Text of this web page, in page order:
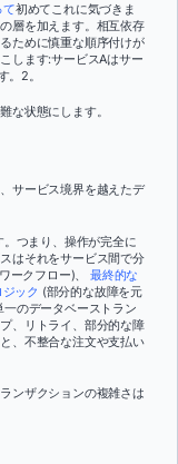
て初めてこれに気づきま
層を加えます。相互依存
ために慎重な順序付けが
します:サービスAはサー
。2。
な状態にします。
サービス境界を越えたデ
つまり、操作が完全に
はそれをサービス間で分
ークフロー)、最終的な
ック (部分的な故障を元
のデータベーストラン
、リトライ、部分的な障
、不整合な注文や支払い
ンザクションの複雑さは